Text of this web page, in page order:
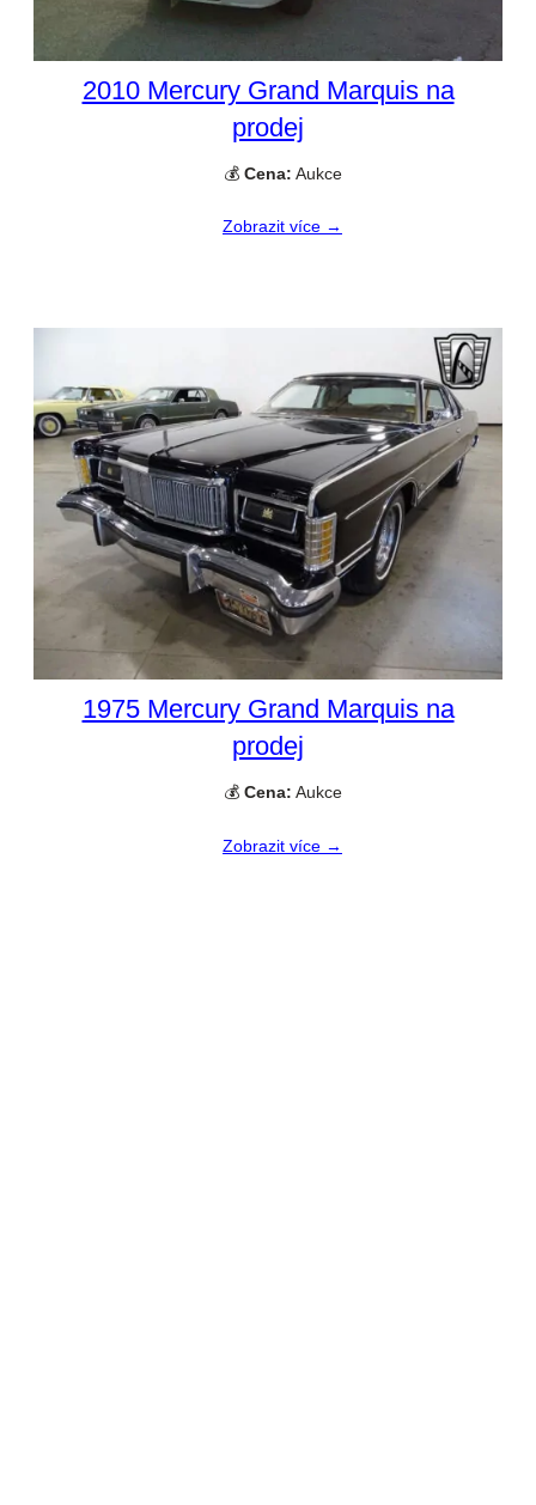
2010 Mercury Grand Marquis na
prodej
💰 Cena: Aukce
Zobrazit více →
1975 Mercury Grand Marquis na
prodej
💰 Cena: Aukce
Zobrazit více →